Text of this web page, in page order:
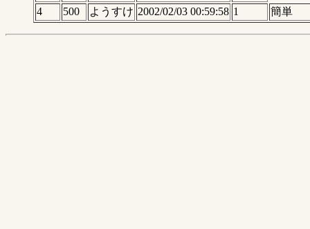
4
500 ようすけ 2002/02/03 00:59:58 1 簡単